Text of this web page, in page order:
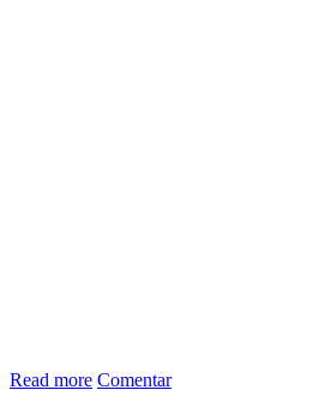
Read more Comentar